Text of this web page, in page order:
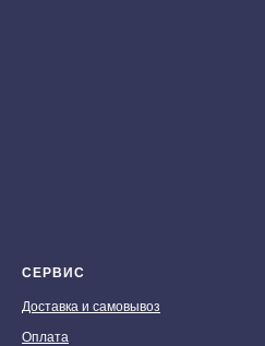
СЕРВИС
Доставка и самовывоз
Оплата